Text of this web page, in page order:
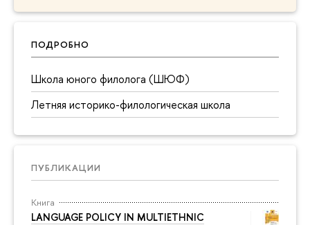
ПОДРОБНО
Школа юного филолога (ШЮФ)
Летняя историко-филологическая школа
ПУБЛИКАЦИИ
Книга
LANGUAGE POLICY IN MULTIETHNIC